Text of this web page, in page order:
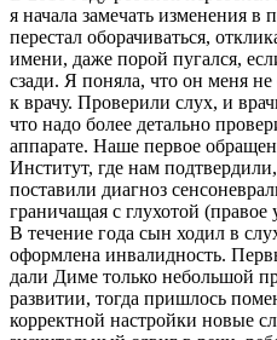
я начала замечать изменения
перестал оборачиваться,
имени, даже порой пугался,
сзади. Я поняла, что он меня
к врачу. Проверили слух, и
что надо более детально
аппарате. Наше первое
Институт, где нам
поставили диагноз
граничащая с глухотой (правое
В течение года сын ходил в
оформлена инвалидность.
дали Диме только небольшой
развитии, тогда пришлось
корректной настройки новые